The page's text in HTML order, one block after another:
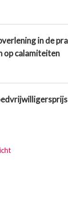
in de
op calamiteiten